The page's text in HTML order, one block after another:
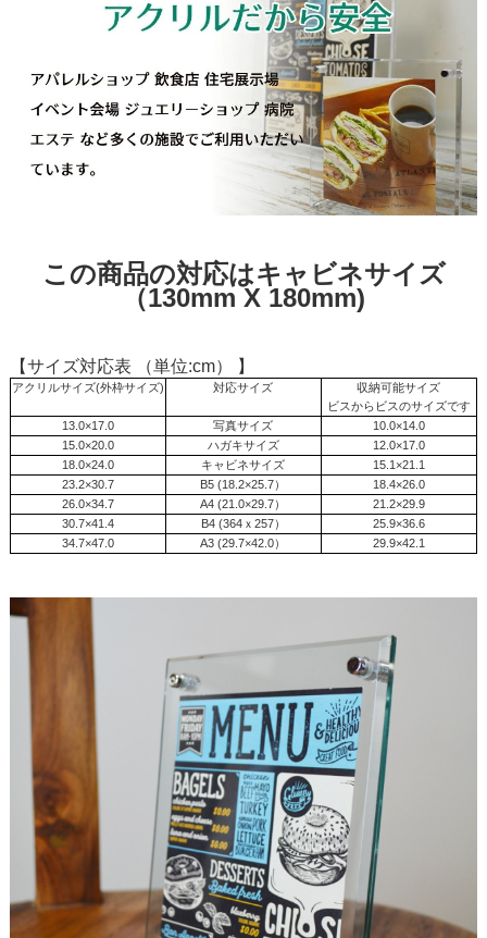
この商品の対応はキャビネサイズ
（130mm X 180mm)
【サイズ対応表 （単位:cm） 】
アクリルサイズ(外枠サイズ) 対応サイズ
収納可能サイズ
ビスからビスのサイズです
13.0×17.0
写真サイズ
10.0×14.0
15.0×20.0
ハガキサイズ
12.0×17.0
18.0×24.0
キャビネサイズ
15.1×21.1
23.2×30.7
B5 (18.2×25.7）
18.4×26.0
26.0×34.7
A4 (21.0×29.7）
21.2×29.9
30.7×41.4
B4 (364ｘ257）
25.9×36.6
34.7×47.0
A3 (29.7×42.0） 29.9×42.1